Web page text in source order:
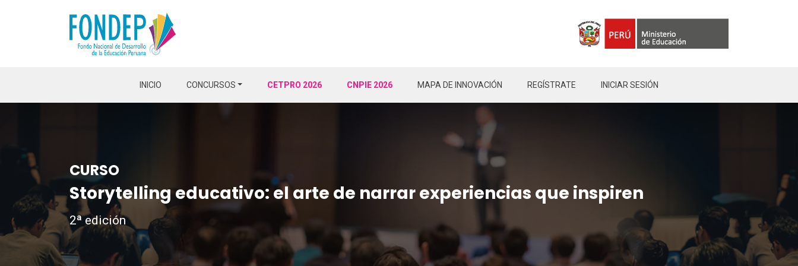
INICIO CONCURSOS CETPRO 2026 CNPIE 2026 MAPA DE INNOVACIÓN REGÍSTRATE INICIAR SESIÓN
CURSO
Storytelling educativo: el arte de narrar experiencias que inspiren
2ª edición